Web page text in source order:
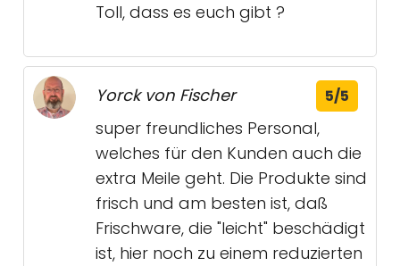
Toll, dass es euch gibt ?
Yorck von Fischer 5/5
super freundliches Personal,
welches für den Kunden auch die
extra Meile geht. Die Produkte sind
frisch und am besten ist, daß
Frischware, die "leicht" beschädigt
ist, hier noch zu einem reduzierten